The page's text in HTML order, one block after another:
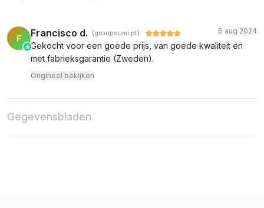
F Francisco d. (groupsumi.pt) 6 aug 2024
Gekocht voor een goede prijs, van goede kwaliteit en
met fabrieksgarantie (Zweden).
Origineel bekijken
Gegevensbladen